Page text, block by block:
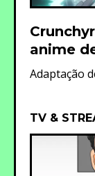
anime
Adaptação
TV &